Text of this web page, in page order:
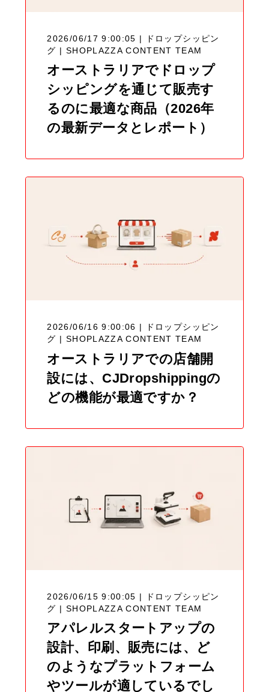
2026/06/17 9:00:05 | ドロップシッピン
グ | SHOPLAZZA CONTENT TEAM
オーストラリアでドロップ
シッピングを通じて販売す
るのに最適な商品（2026年
の最新データとレポート）
2026/06/16 9:00:06 | ドロップシッピン
グ | SHOPLAZZA CONTENT TEAM
オーストラリアでの店舗開
設には、CJDropshippingの
どの機能が最適ですか？
2026/06/15 9:00:05 | ドロップシッピン
グ | SHOPLAZZA CONTENT TEAM
アパレルスタートアップの
設計、印刷、販売には、ど
のようなプラットフォーム
やツールが適しているでし